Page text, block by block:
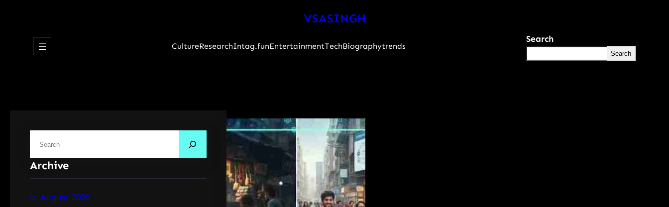
VSASINGH
CultureResearchIntag.funEntertainmentTechBiographytrends
Search
Search
a
r
c
Archive
August 2026